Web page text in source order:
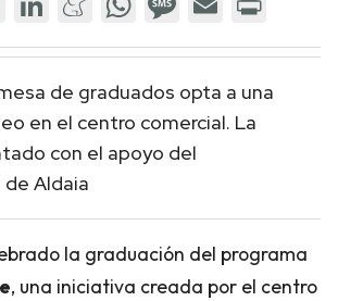
de graduados opta a una
en el centro comercial. La
con el apoyo del
Aldaia
la graduación del programa
, una iniciativa creada por el centro